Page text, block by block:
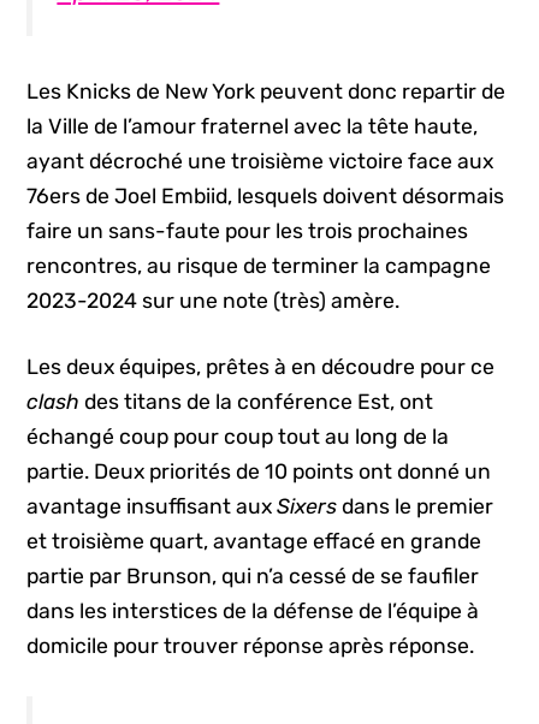
Les Knicks de New York peuvent donc repartir de
la Ville de l’amour fraternel avec la tête haute,
ayant décroché une troisième victoire face aux
76ers de Joel Embiid, lesquels doivent désormais
faire un sans-faute pour les trois prochaines
rencontres, au risque de terminer la campagne
2023-2024 sur une note (très) amère.
Les deux équipes, prêtes à en découdre pour ce
clash des titans de la conférence Est, ont
échangé coup pour coup tout au long de la
partie. Deux priorités de 10 points ont donné un
avantage insuffisant auxSixers dans le premier
et troisième quart, avantage effacé en grande
partie par Brunson, qui n’a cessé de se faufiler
dans les interstices de la défense de l’équipe à
domicile pour trouver réponse après réponse.